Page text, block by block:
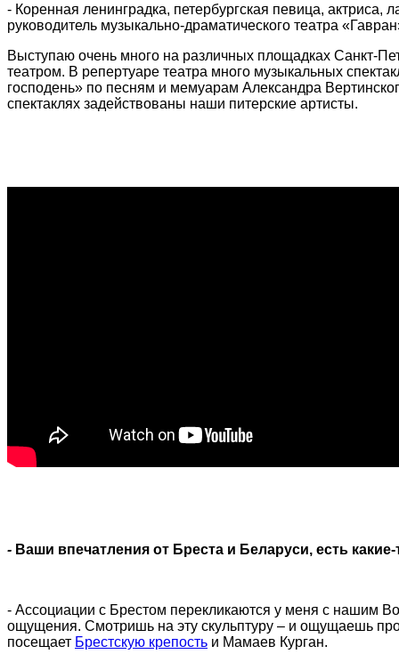
- Коренная ленинградка, петербургская певица,
руководитель музыкально-драматического театра
Выступаю очень много на различных площадках Санкт-
театром. В репертуаре театра много музыкальных
господень» по песням и мемуарам Александра
спектаклях задействованы наши питерские артисты.
- Ваши впечатления от Бреста и Беларуси, есть
- Ассоциации с Брестом перекликаются у меня с нашим
ощущения. Смотришь на эту скульптуру – и ощущаешь
посещает Брестскую крепость и Мамаев Курган.